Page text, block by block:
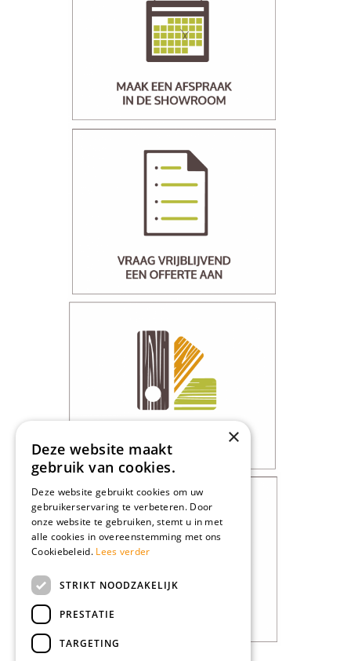
×
Deze website maakt
gebruik van cookies.
Deze website gebruikt cookies om uw
gebruikerservaring te verbeteren. Door
onze website te gebruiken, stemt u in met
alle cookies in overeenstemming met ons
Cookiebeleid. Lees verder
STRIKT NOODZAKELIJK
PRESTATIE
TARGETING